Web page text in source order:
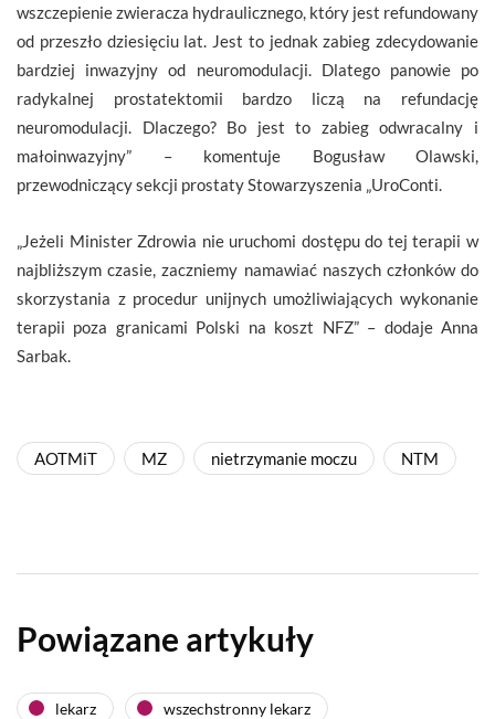
wszczepienie zwieracza hydraulicznego, który jest refundowany
od przeszło dziesięciu lat. Jest to jednak zabieg zdecydowanie
bardziej inwazyjny od neuromodulacji. Dlatego panowie po
radykalnej prostatektomii bardzo liczą na refundację
neuromodulacji. Dlaczego? Bo jest to zabieg odwracalny i
małoinwazyjny” – komentuje Bogusław Olawski,
przewodniczący sekcji prostaty Stowarzyszenia „UroConti.
„Jeżeli Minister Zdrowia nie uruchomi dostępu do tej terapii w
najbliższym czasie, zaczniemy namawiać naszych członków do
skorzystania z procedur unijnych umożliwiających wykonanie
terapii poza granicami Polski na koszt NFZ” – dodaje Anna
Sarbak.
AOTMiT MZ nietrzymanie moczu NTM
Powiązane artykuły
lekarz wszechstronny lekarz